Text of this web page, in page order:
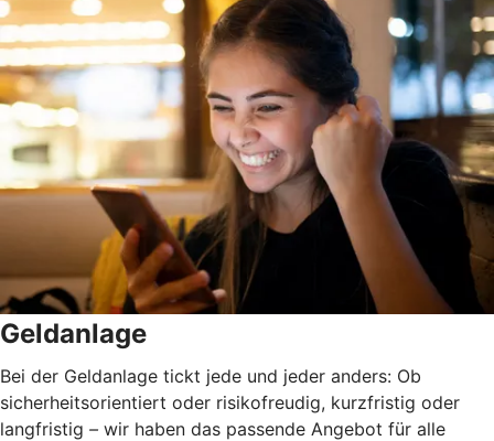
Geldanlage
Bei der Geldanlage tickt jede und jeder anders: Ob
sicherheitsorientiert oder risikofreudig, kurzfristig oder
langfristig – wir haben das passende Angebot für alle